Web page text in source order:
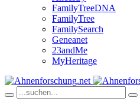
FamilyTreeDNA
FamilyTree
FamilySearch
Geneanet
23andMe
MyHeritage